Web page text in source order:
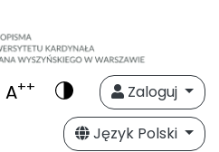
A++
Zaloguj
Język Polski